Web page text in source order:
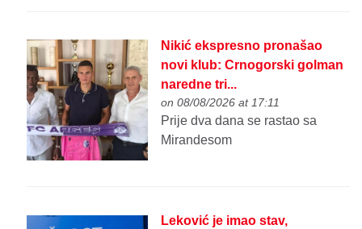
Nikić ekspresno pronašao
novi klub: Crnogorski golman
naredne tri...
on 08/08/2026 at 17:11
Prije dva dana se rastao sa
Mirandesom
Leković je imao stav,